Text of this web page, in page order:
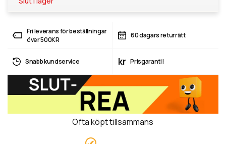
Fri leverans för beställningar
över 500KR
60 dagars returrätt
Snabb kundservice kr Prisgaranti!
Ofta köpt tillsammans